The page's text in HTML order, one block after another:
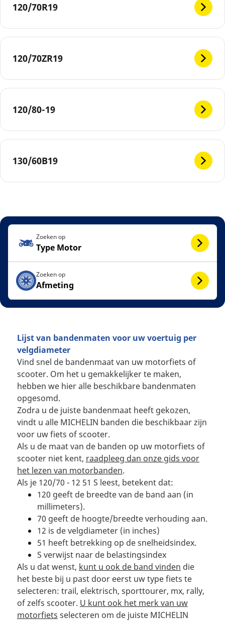
120/70R19
120/70ZR19
120/80-19
130/60B19
Zoeken op
Type Motor
Zoeken op
Afmeting
Lijst van bandenmaten voor uw voertuig per
velgdiameter
Vind snel de bandenmaat van uw motorfiets of
scooter. Om het u gemakkelijker te maken,
hebben we hier alle beschikbare bandenmaten
opgesomd.
Zodra u de juiste bandenmaat heeft gekozen,
vindt u alle MICHELIN banden die beschikbaar zijn
voor uw fiets of scooter.
Als u de maat van de banden op uw motorfiets of
scooter niet kent, raadpleeg dan onze gids voor
het lezen van motorbanden.
Als je 120/70 - 12 51 S leest, betekent dat:
120 geeft de breedte van de band aan (in
millimeters).
70 geeft de hoogte/breedte verhouding aan.
12 is de velgdiameter (in inches)
51 heeft betrekking op de snelheidsindex.
S verwijst naar de belastingsindex
Als u dat wenst, kunt u ook de band vinden die
het beste bij u past door eerst uw type fiets te
selecteren: trail, elektrisch, sporttourer, mx, rally,
of zelfs scooter. U kunt ook het merk van uw
motorfiets selecteren om de juiste MICHELIN